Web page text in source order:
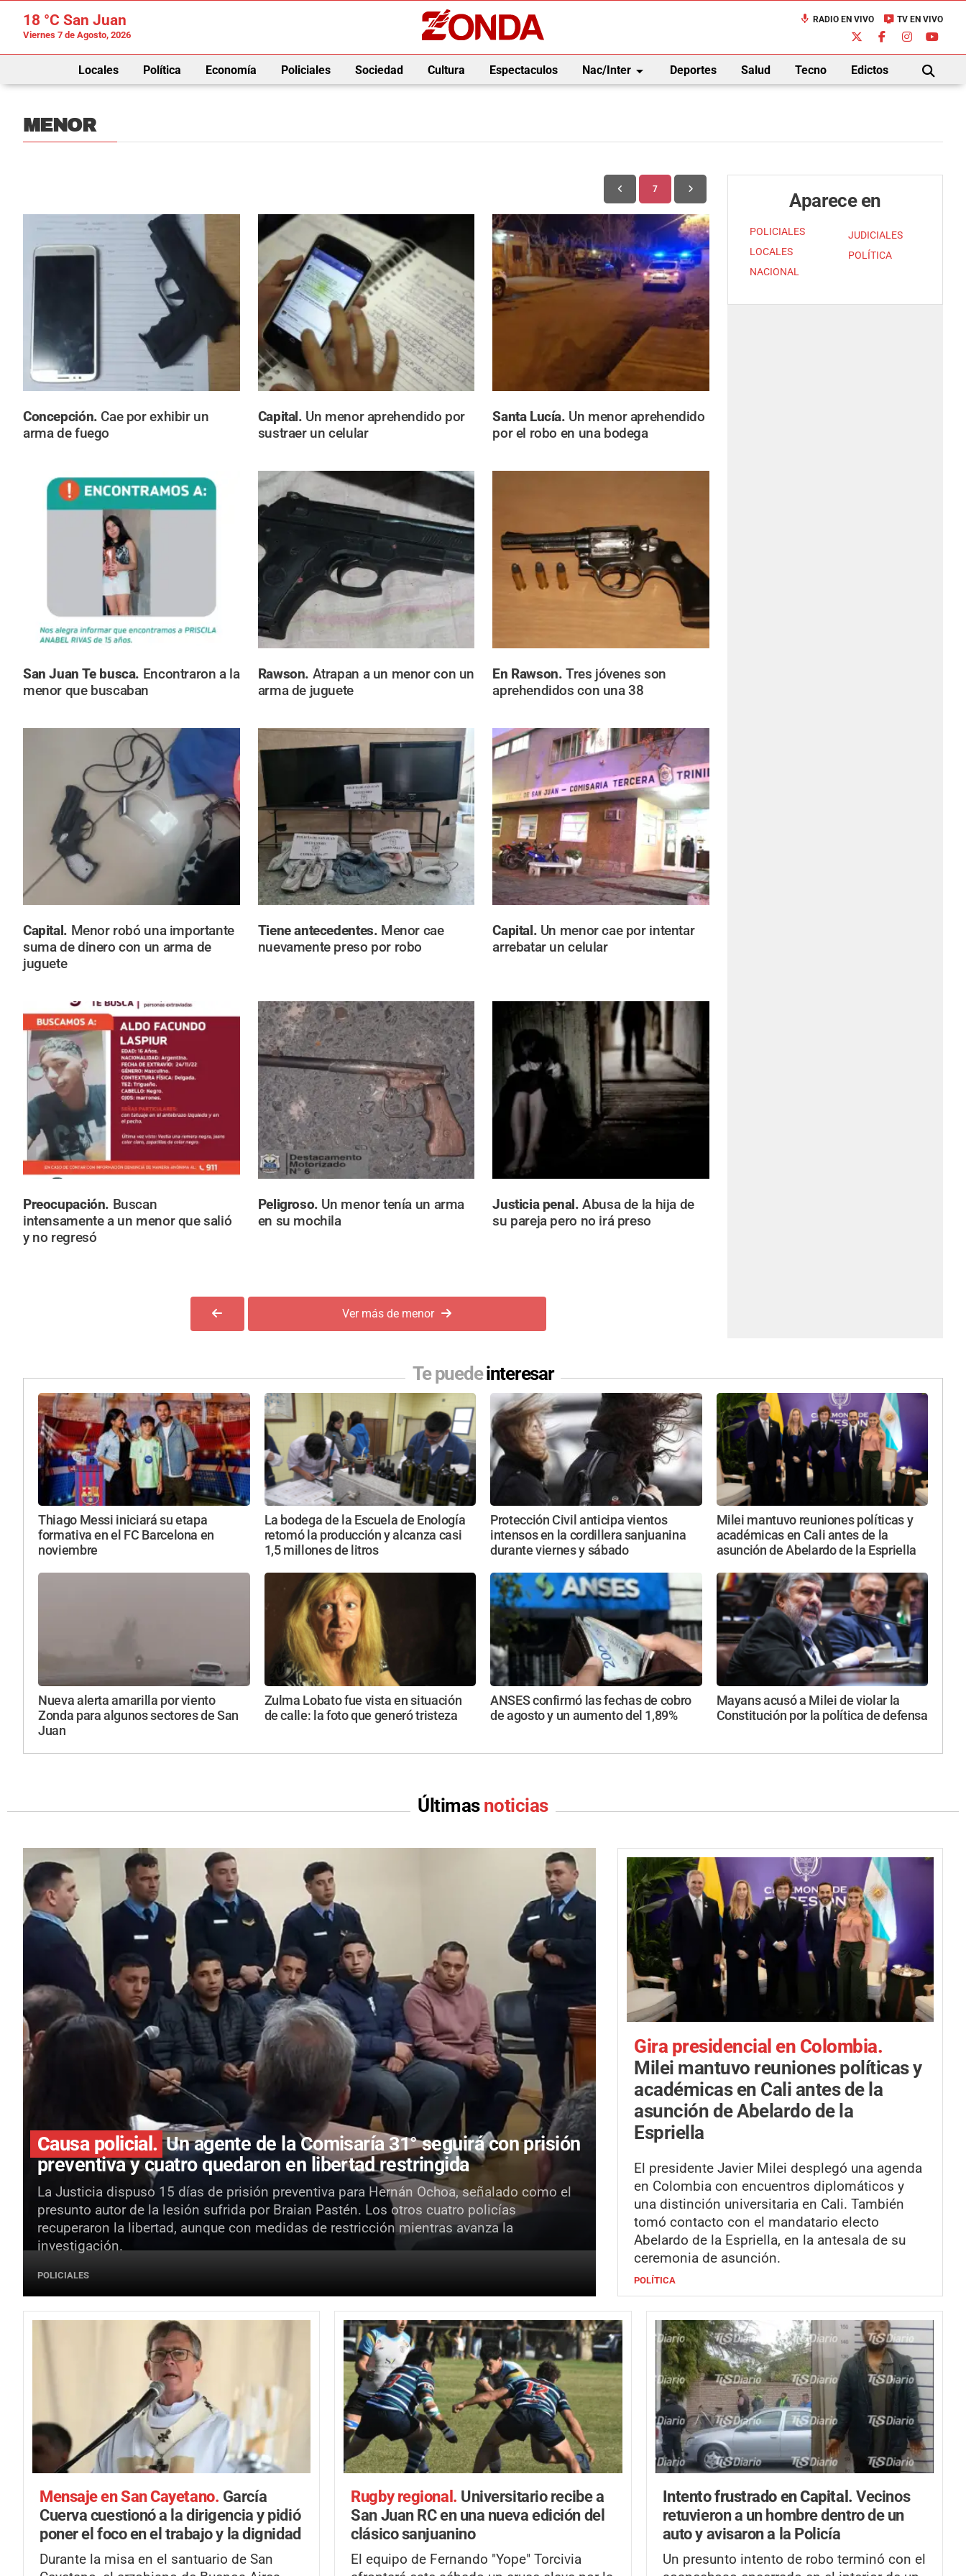
18 °C San Juan
Viernes 7 de Agosto, 2026
mic RADIO EN VIVO live_tv TV EN VIVO
Locales Política Economía Policiales Sociedad Cultura Espectaculos Nac/Interarrow_drop_down Deportes Salud Tecno Edictos
BUSCAR
MENOR
7
Concepción. Cae por exhibir un
arma de fuego
Capital. Un menor aprehendido por
sustraer un celular
Santa Lucía. Un menor aprehendido
por el robo en una bodega
San Juan Te busca. Encontraron a la
menor que buscaban
Rawson. Atrapan a un menor con un
arma de juguete
En Rawson.Tres jóvenes son
aprehendidos con una 38
Capital. Menor robó una importante
suma de dinero con un arma de
juguete
Tiene antecedentes. Menor cae
nuevamente preso por robo
Capital. Un menor cae por intentar
arrebatar un celular
Preocupación. Buscan
intensamente a un menor que salió
y no regresó
Peligroso. Un menor tenía un arma
en su mochila
Justicia penal.Abusa de la hija de
su pareja pero no irá preso
Ver más de menor
Aparece en
POLICIALES
LOCALES
NACIONAL
JUDICIALES
POLÍTICA
Te puedeinteresar
Thiago Messi iniciará su etapa
formativa en el FC Barcelona en
noviembre
La bodega de la Escuela de Enología
retomó la producción y alcanza casi
1,5 millones de litros
Protección Civil anticipa vientos
intensos en la cordillera sanjuanina
durante viernes y sábado
Milei mantuvo reuniones políticas y
académicas en Cali antes de la
asunción de Abelardo de la Espriella
Nueva alerta amarilla por viento
Zonda para algunos sectores de San
Juan
Zulma Lobato fue vista en situación
de calle: la foto que generó tristeza
ANSES confirmó las fechas de cobro
de agosto y un aumento del 1,89%
Mayans acusó a Milei de violar la
Constitución por la política de defensa
Últimas noticias
Causa policial.Un agente de la Comisaría 31° seguirá con prisión
preventiva y cuatro quedaron en libertad restringida
La Justicia dispuso 15 días de prisión preventiva para Hernán Ochoa, señalado como el
presunto autor de la lesión sufrida por Braian Pastén. Los otros cuatro policías
recuperaron la libertad, aunque con medidas de restricción mientras avanza la
investigación.
POLICIALES
Gira presidencial en Colombia.
Milei mantuvo reuniones políticas y
académicas en Cali antes de la
asunción de Abelardo de la
Espriella
El presidente Javier Milei desplegó una agenda
en Colombia con encuentros diplomáticos y
una distinción universitaria en Cali. También
tomó contacto con el mandatario electo
Abelardo de la Espriella, en la antesala de su
ceremonia de asunción.
POLÍTICA
Mensaje en San Cayetano. García
Cuerva cuestionó a la dirigencia y pidió
poner el foco en el trabajo y la dignidad
Durante la misa en el santuario de San
Rugby regional. Universitario recibe a
San Juan RC en una nueva edición del
clásico sanjuanino
El equipo de Fernando "Yope" Torcivia
Intento frustrado en Capital.Vecinos
retuvieron a un hombre dentro de un
auto y avisaron a la Policía
Un presunto intento de robo terminó con el